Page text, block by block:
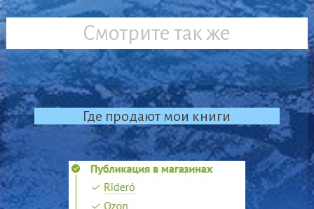
Смотрите так же
Где продают мои книги